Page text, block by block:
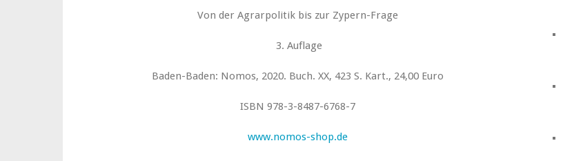
Von der Agrarpolitik bis zur Zypern-Frage
3. Auflage
Baden-Baden: Nomos, 2020. Buch. XX, 423 S. Kart., 24,00 Euro
ISBN 978-3-8487-6768-7
www.nomos-shop.de